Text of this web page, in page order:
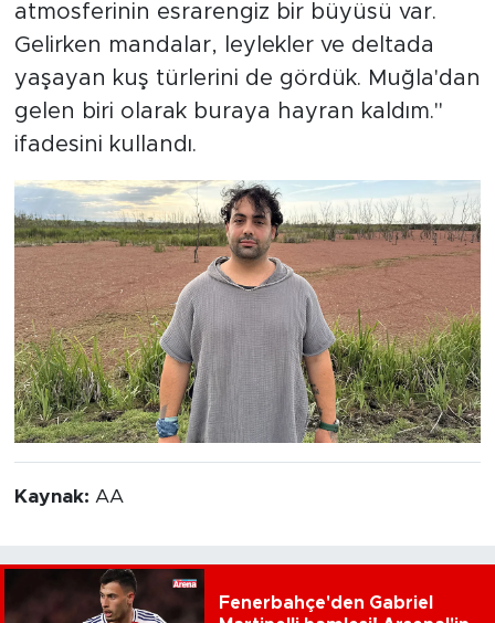
atmosferinin esrarengiz bir büyüsü var.
Gelirken mandalar, leylekler ve deltada
yaşayan kuş türlerini de gördük. Muğla'dan
gelen biri olarak buraya hayran kaldım."
ifadesini kullandı.
Kaynak: AA
Fenerbahçe'den Gabriel